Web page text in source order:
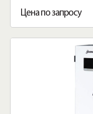
Цена по запросу